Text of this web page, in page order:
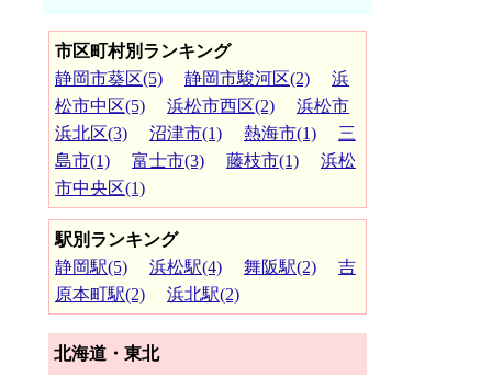
市区町村別ランキング
静岡市葵区(5)
静岡市駿河区(2)
浜
松市中区(5)
浜松市西区(2)
浜松市
浜北区(3)
沼津市(1) 熱海市(1)
三
島市(1)
富士市(3) 藤枝市(1)
浜松
市中央区(1)
駅別ランキング
静岡駅(5)
浜松駅(4) 舞阪駅(2)
吉
原本町駅(2)
浜北駅(2)
北海道・東北